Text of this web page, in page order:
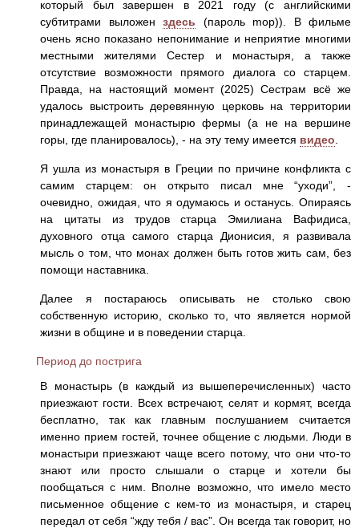
который был завершен в 2021 году (с английскими
субтитрами выложен здесь (пароль mop)). В фильме
очень ясно показано непонимание и неприятие многими
местными жителями Сестер и монастыря, а также
отсутствие возможности прямого диалога со старцем.
Правда, на настоящий момент (2025) Сестрам всё же
удалось выстроить деревянную церковь на территории
принадлежащей монастырю фермы (а не на вершине
горы, где планировалось), - на эту тему имеется видео
Я ушла из монастыря в Греции по причине конфликта с
самим старцем: он открыто писал мне “уходи”, -
очевидно, ожидая, что я одумаюсь и останусь. Опираясь
на цитаты из трудов старца Эмилиана Вафидиса,
духовного отца самого старца Дионисия, я развивала
мысль о том, что монах должен быть готов жить сам, без
помощи наставника.
Далее я постараюсь описывать не столько свою
собственную историю, сколько то, что является нормой
жизни в общине и в поведении старца.
Период до пострига
В монастырь (в каждый из вышеперечисленных) часто
приезжают гости. Всех встречают, селят и кормят, всегда
бесплатно, так как главным послушанием считается
именно прием гостей, точнее общение с людьми. Люди в
монастыри приезжают чаще всего потому, что они что-то
знают или просто слышали о старце и хотели бы
пообщаться с ним. Вполне возможно, что имело место
письменное общение с кем-то из монастыря, и старец
передал от себя “жду тебя / вас”. Он всегда так говорит, но